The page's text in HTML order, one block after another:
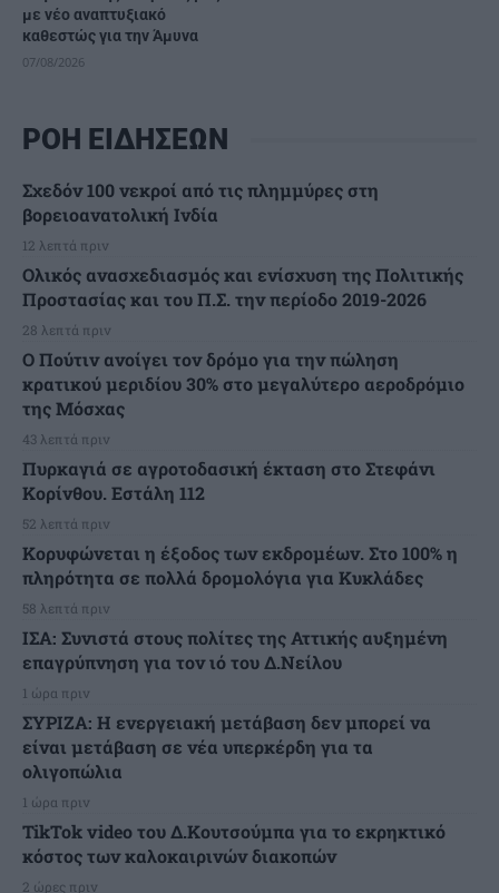
με νέο αναπτυξιακό
καθεστώς για την Άμυνα
07/08/2026
ΡΟΗ ΕΙΔΗΣΕΩΝ
Σχεδόν 100 νεκροί από τις πλημμύρες στη
βορειοανατολική Ινδία
12 λεπτά πριν
Ολικός ανασχεδιασμός και ενίσχυση της Πολιτικής
Προστασίας και του Π.Σ. την περίοδο 2019-2026
28 λεπτά πριν
Ο Πούτιν ανοίγει τον δρόμο για την πώληση
κρατικού μεριδίου 30% στο μεγαλύτερο αεροδρόμιο
της Μόσχας
43 λεπτά πριν
Πυρκαγιά σε αγροτοδασική έκταση στο Στεφάνι
Κορίνθου. Εστάλη 112
52 λεπτά πριν
Κορυφώνεται η έξοδος των εκδρομέων. Στο 100% η
πληρότητα σε πολλά δρομολόγια για Κυκλάδες
58 λεπτά πριν
ΙΣΑ: Συνιστά στους πολίτες της Αττικής αυξημένη
επαγρύπνηση για τον ιό του Δ.Νείλου
1 ώρα πριν
ΣΥΡΙΖΑ: Η ενεργειακή μετάβαση δεν μπορεί να
είναι μετάβαση σε νέα υπερκέρδη για τα
ολιγοπώλια
1 ώρα πριν
TikTok video του Δ.Κουτσούμπα για το εκρηκτικό
κόστος των καλοκαιρινών διακοπών
2 ώρες πριν